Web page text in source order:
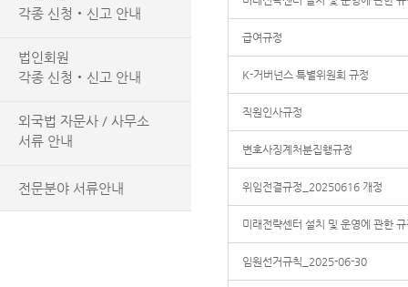
각종 신청‧신고 안내
법인회원
각종 신청‧신고 안내
외국법 자문사 / 사무소
서류 안내
전문분야 서류안내
급여규정
K-거버넌스 특별위원회 규정
직원인사규정
변호사징계처분집행규정
위임전결규정_20250616 개정
미래전략센터 설치 및 운영에 관한
임원선거규칙_2025-06-30